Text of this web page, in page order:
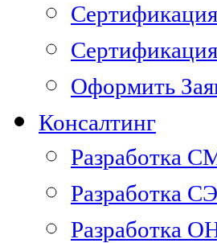
Оформить
Консалтинг
Разработка
Разработка
Разработка